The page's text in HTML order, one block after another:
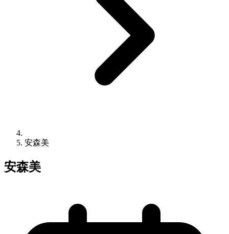
安森美
安森美